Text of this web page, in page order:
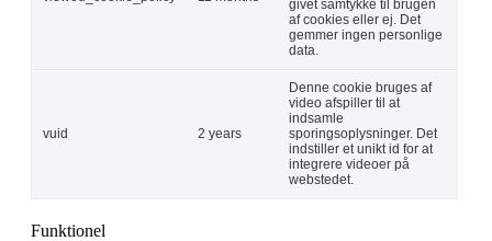
givet samtykke til brugen
af cookies eller ej. Det
gemmer ingen personlige
data.
vuid 2 years
Denne cookie bruges af
video afspiller til at
indsamle
sporingsoplysninger. Det
indstiller et unikt id for at
integrere videoer på
webstedet.
Funktionel